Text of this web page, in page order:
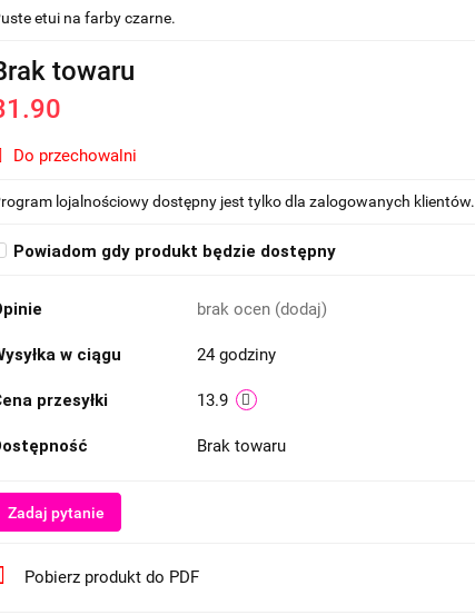
etui na farby czarne.
towaru
Do przechowalni
lojalnościowy dostępny jest tylko dla zalogowanych klientów.
Powiadom gdy produkt będzie dostępny
brak ocen (dodaj)
w ciągu 24 godziny
przesyłki 13.9
Brak towaru
Zadaj pytanie
Pobierz produkt do PDF